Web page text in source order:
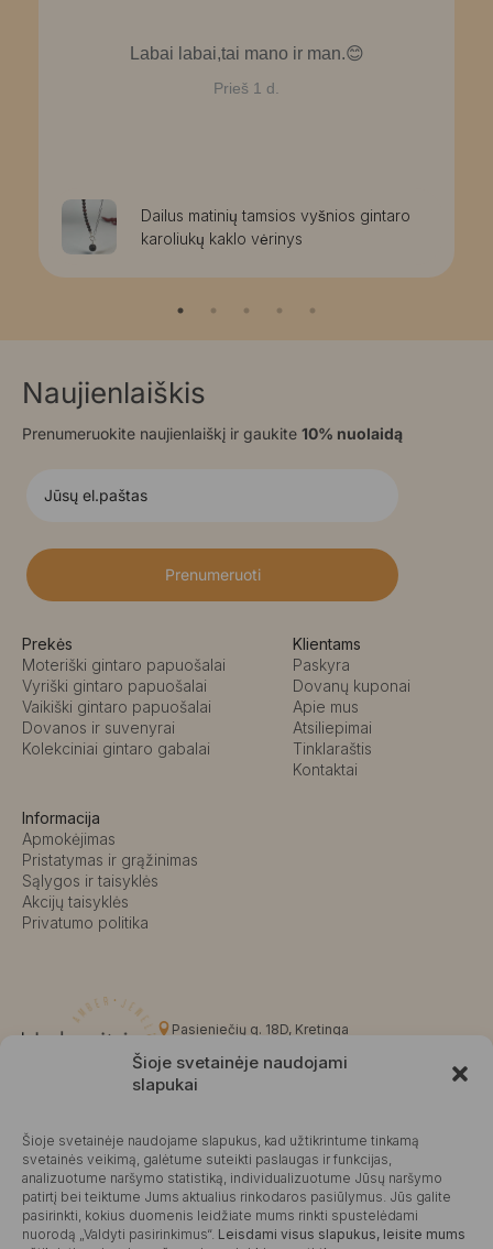
Šioje svetainėje naudojami
slapukai
Šioje svetainėje naudojame slapukus, kad užtikrintume tinkamą
svetainės veikimą, galėtume suteikti paslaugas ir funkcijas,
analizuotume naršymo statistiką, individualizuotume Jūsų naršymo
patirtį bei teiktume Jums aktualius rinkodaros pasiūlymus. Jūs galite
pasirinkti, kokius duomenis leidžiate mums rinkti spustelėdami
nuorodą „Valdyti pasirinkimus“. Leisdami visus slapukus, leisite mums
Labai labai,tai mano ir man.😊
Prieš 1 d.
Dailus matinių tamsios vyšnios gintaro
karoliukų kaklo vėrinys
Naujienlaiškis
Prenumeruokite naujienlaiškį ir gaukite 10% nuolaidą
Prenumeruoti
Prekės
Moteriški gintaro papuošalai
Vyriški gintaro papuošalai
Vaikiški gintaro papuošalai
Dovanos ir suvenyrai
Kolekciniai gintaro gabalai
Klientams
Paskyra
Dovanų kuponai
Apie mus
Atsiliepimai
Tinklaraštis
Kontaktai
Informacija
Apmokėjimas
Pristatymas ir grąžinimas
Sąlygos ir taisyklės
Akcijų taisyklės
Privatumo politika
Pasieniečių g. 18D, Kretinga
info@kalvaite.lt
Kalvaitė
Produktų įvertinimas 4.99 / 5 Atsiliepimai